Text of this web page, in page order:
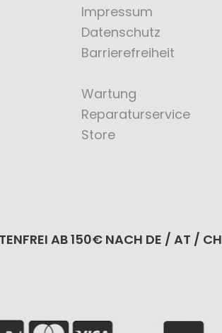
Impressum
Datenschutz
Barrierefreiheit
Wartung
Reparaturservice
Store
AB 150€ NACH DE / AT / CH